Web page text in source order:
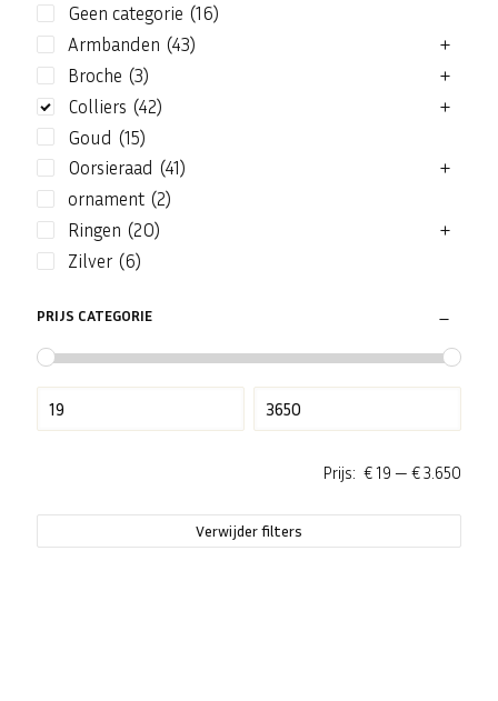
Geen categorie (16)
Armbanden (43)
Broche (3)
Colliers (42)
Goud (15)
Oorsieraad (41)
ornament (2)
Ringen (20)
Zilver (6)
PRIJS CATEGORIE
Prijs: € 19 — € 3.650
Verwijder filters